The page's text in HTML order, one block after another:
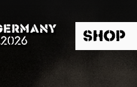
SHOP